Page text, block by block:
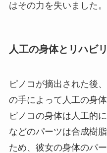
はその力を失いました。
人工の身体とリハビリ
ピノコが摘出された後
の手によって人工の身
ピノコの身体は人工的
などのパーツは合成樹
ため、彼女の身体のパ